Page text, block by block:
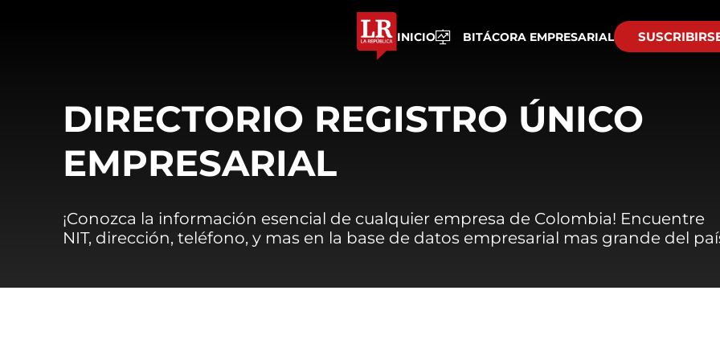
INICIO BITÁCORA EMPRESARIAL
DIRECTORIO REGISTRO ÚNICO
EMPRESARIAL
¡Conozca la información esencial de cualquier empresa de Colombia! Encuentre
NIT, dirección, teléfono, y mas en la base de datos empresarial mas grande del